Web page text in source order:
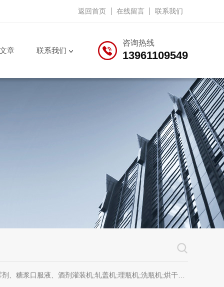
返回首页 在线留言 联系我们
咨询热线
13961109549
章 联系我们
浆口服液、酒剂灌装机;轧盖机;理瓶机;洗瓶机;烘干机;套标机;喷码机;贴标机